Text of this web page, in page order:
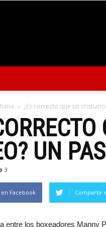
¿Es correcto que un
UN
3
Facebook Compartir
entre los boxeadores Manny